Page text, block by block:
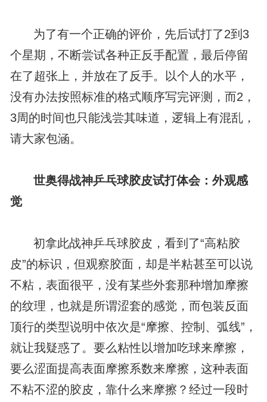
为了有一个正确的评价，先后试打了2到3
个星期，不断尝试各种正反手配置，最后停留
在了超张上，并放在了反手。以个人的水平，
没有办法按照标准的格式顺序写完评测，而2，
3周的时间也只能浅尝其味道，逻辑上有混乱，
请大家包涵。
世奥得战神乒乓球胶皮试打体会：外观感
觉
初拿此战神乒乓球胶皮，看到了“高粘胶
皮”的标识，但观察胶面，却是半粘甚至可以说
不粘，表面很平，没有某些外套那种增加摩擦
的纹理，也就是所谓涩套的感觉，而包装反面
顶行的类型说明中依次是“摩擦、控制、弧线”，
就让我疑惑了。要么粘性以增加吃球来摩擦，
要么涩面提高表面摩擦系数来摩擦，这种表面
不粘不涩的胶皮，靠什么来摩擦？经过一段时